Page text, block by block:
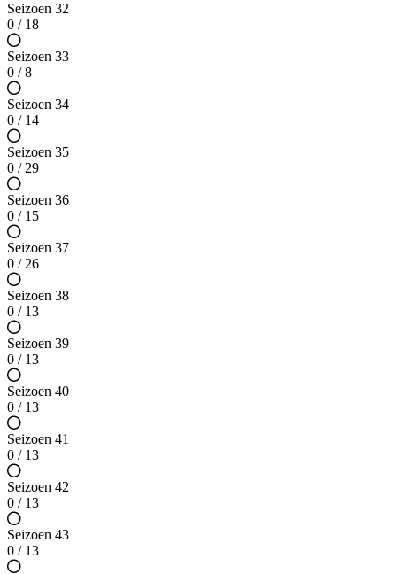
Seizoen 32
0 / 18
Seizoen 33
0 / 8
Seizoen 34
0 / 14
Seizoen 35
0 / 29
Seizoen 36
0 / 15
Seizoen 37
0 / 26
Seizoen 38
0 / 13
Seizoen 39
0 / 13
Seizoen 40
0 / 13
Seizoen 41
0 / 13
Seizoen 42
0 / 13
Seizoen 43
0 / 13